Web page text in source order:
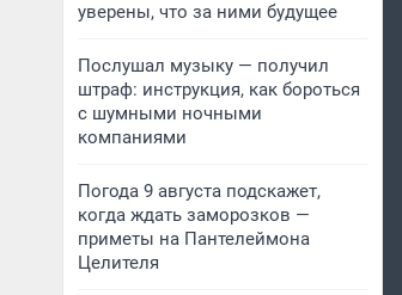
уверены, что за ними будущее
Послушал музыку — получил
штраф: инструкция, как бороться
с шумными ночными
компаниями
Погода 9 августа подскажет,
когда ждать заморозков —
приметы на Пантелеймона
Целителя